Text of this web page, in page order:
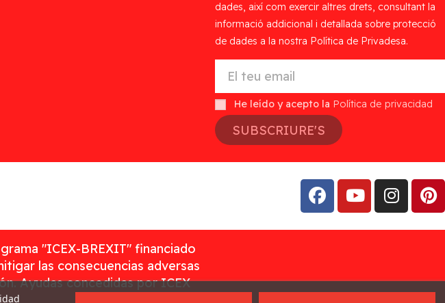
dades, així com exercir altres drets, consultant la
informació addicional i detallada sobre protecció
de dades a la nostra Política de Privadesa.
He leído y acepto la Política de privacidad
SUBSCRIURE'S
"ICEX-BREXIT" financiado
las consecuencias adversas
Ayudas concedidas por ICEX